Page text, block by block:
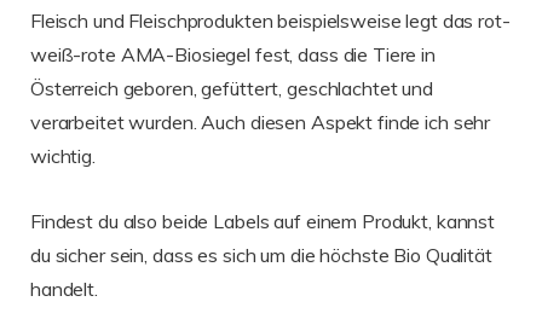
Fleisch und Fleischprodukten beispielsweise legt das rot-
weiß-rote AMA-Biosiegel fest, dass die Tiere in
Österreich geboren, gefüttert, geschlachtet und
verarbeitet wurden. Auch diesen Aspekt finde ich sehr
wichtig.
Findest du also beide Labels auf einem Produkt, kannst
du sicher sein, dass es sich um die höchste Bio Qualität
handelt.